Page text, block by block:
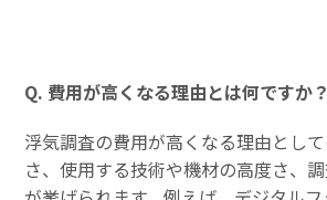
Q. 費用が高くなる理由とは何ですか？
浮気調査の費用が高くなる理由とし
さ、使用する技術や機材の高度さ、